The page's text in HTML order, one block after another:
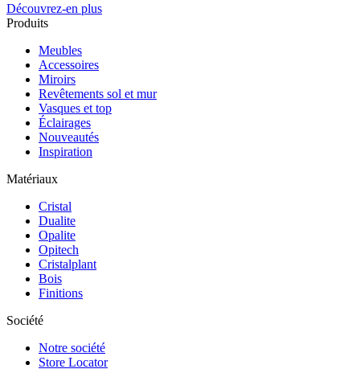
Découvrez-en plus
Produits
Meubles
Accessoires
Miroirs
Revêtements sol et mur
Vasques et top
Éclairages
Nouveautés
Inspiration
Matériaux
Cristal
Dualite
Opalite
Opitech
Cristalplant
Bois
Finitions
Société
Notre société
Store Locator